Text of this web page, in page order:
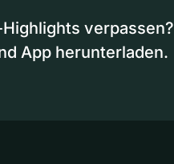
verpassen?
App herunterladen.